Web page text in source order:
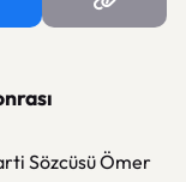
Sözcüsü Ömer